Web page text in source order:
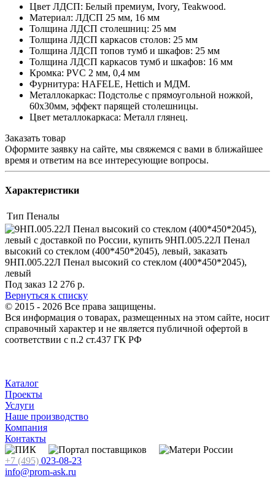
Цвет ЛДСП: Белый премиум, Ivory, Teakwood.
Материал: ЛДСП 25 мм, 16 мм
Толщина ЛДСП столешниц: 25 мм
Толщина ЛДСП каркасов столов: 25 мм
Толщина ЛДСП топов тумб и шкафов: 25 мм
Толщина ЛДСП каркасов тумб и шкафов: 16 мм
Кромка: PVC 2 мм, 0,4 мм
Фурнитура: HAFELE, Hettich и МДМ.
Металлокаркас: Подстолье с прямоугольной ножкой,
60х30мм, эффект парящей столешницы.
Цвет металлокаркаса: Металл глянец.
Заказать товар
Оформите заявку на сайте, мы свяжемся с вами в ближайшее
время и ответим на все интересующие вопросы.
Характеристики
Тип Пеналы
Под заказ 12 276 р.
Вернуться к списку
© 2015 - 2026 Все права защищены.
Вся информация о товарах, размещенных на этом сайте, носит
справочный характер и не является публичной офертой в
соответствии с п.2 ст.437 ГК РФ
Каталог
Проекты
Услуги
Наше производство
Компания
Контакты
+7 (495) 023-08-23
info@prom-ask.ru